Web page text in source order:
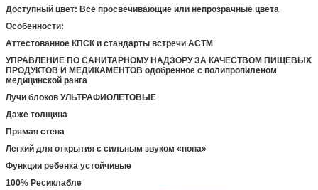
Доступный цвет: Все просвечивающие или непрозрачные цвета
Особенности:
Аттестованное КПСК и стандарты встречи АСТМ
УПРАВЛЕНИЕ ПО САНИТАРНОМУ НАДЗОРУ ЗА КАЧЕСТВОМ ПИЩЕВЫХ
ПРОДУКТОВ И МЕДИКАМЕНТОВ одобренное с полипропиленом
медицинской ранга
Лучи блоков УЛЬТРАФИОЛЕТОВЫЕ
Даже толщина
Прямая стена
Легкий для открытия с сильным звуком «попа»
Функции ребенка устойчивые
100% Ресиклабле